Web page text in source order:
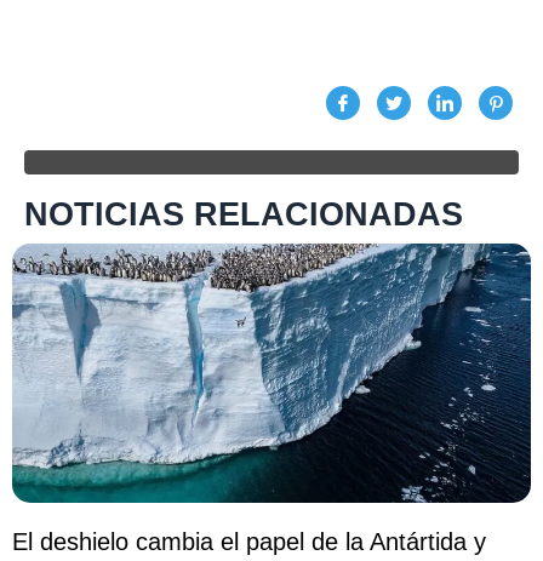
NOTICIAS RELACIONADAS
El deshielo cambia el papel de la Antártida y